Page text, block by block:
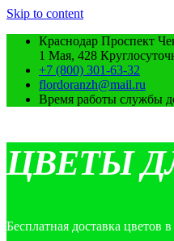
Skip to content
Краснодар Проспект
1 Мая, 428
+7 (800) 301-63-32
flordoranzh@mail.ru
Время работы службы
ЦВЕТЫ
Бесплатная доставка цветов